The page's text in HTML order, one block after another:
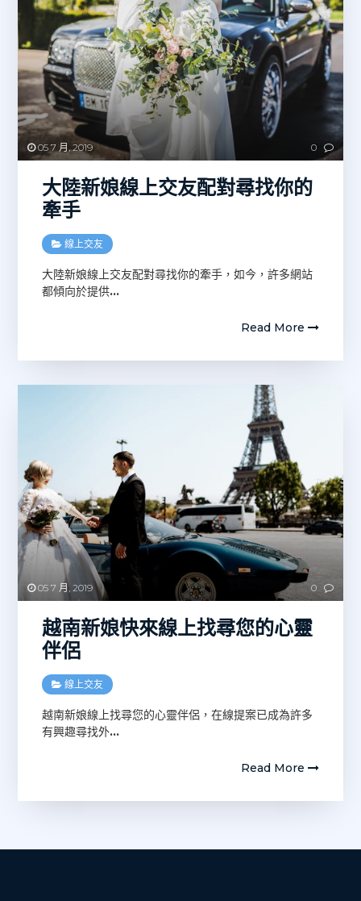
05 7 月, 2019 0
大陸新娘線上交友配對尋找你的
牽手
線上交友
大陸新娘線上交友配對尋找你的牽手，如今，許多網站
都傾向於提供…
Read More
05 7 月, 2019 0
越南新娘快來線上找尋您的心靈
伴侶
線上交友
越南新娘線上找尋您的心靈伴侶，在線提案已成為許多
有興趣尋找外…
Read More